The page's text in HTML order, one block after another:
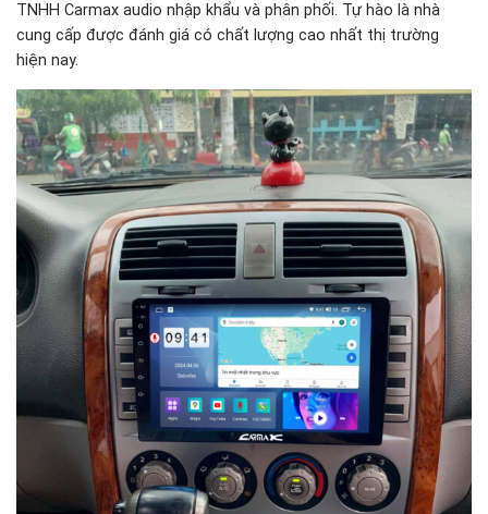
TNHH Carmax audio nhập khẩu và phân phối. Tự hào là nhà
cung cấp được đánh giá có chất lượng cao nhất thị trường
hiện nay.